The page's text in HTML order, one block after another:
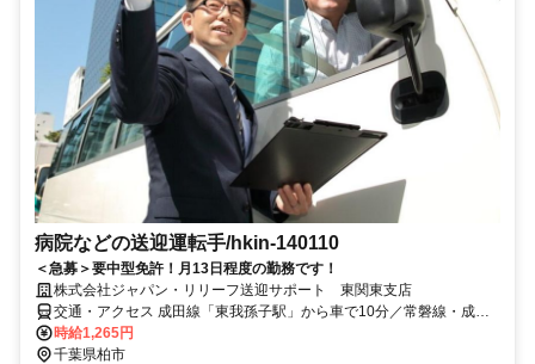
病院などの送迎運転手/hkin-140110
＜急募＞要中型免許！月13日程度の勤務です！
株式会社ジャパン・リリーフ送迎サポート 東関東支店
交通・アクセス 成田線「東我孫子駅」から車で10分／常磐線・成田
線「我孫子駅」から車で12分 ✅車通勤OK
時給1,265円
千葉県柏市